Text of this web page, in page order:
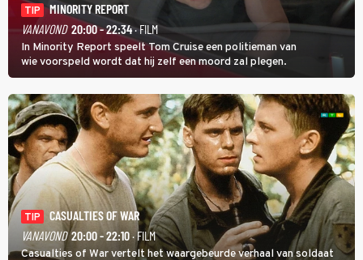
TIP
MINORITY REPORT
VANAVOND 20:00 - 22:34· FILM
In Minority Report speelt Tom Cruise een politieman van
wie voorspeld wordt dat hij zelf een moord zal plegen.
TIP
CASUALTIES OF WAR
VANAVOND 20:00 - 22:10· FILM
Casualties of War vertelt het waargebeurde verhaal van soldaat